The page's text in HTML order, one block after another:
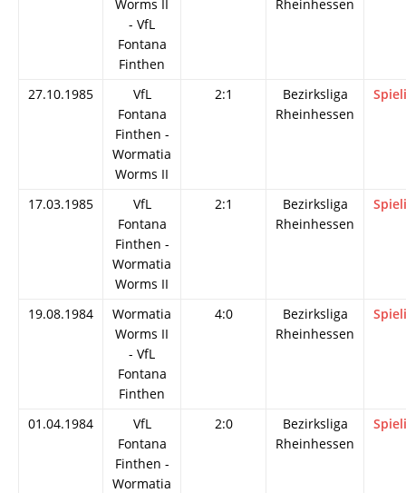
Worms II
- VfL
Fontana
Finthen
Rheinhessen
27.10.1985
VfL
Fontana
Finthen -
Wormatia
Worms II
2:1
Bezirksliga
Rheinhessen
17.03.1985
VfL
Fontana
Finthen -
Wormatia
Worms II
2:1
Bezirksliga
Rheinhessen
19.08.1984
Wormatia
Worms II
- VfL
Fontana
Finthen
4:0
Bezirksliga
Rheinhessen
01.04.1984
VfL
Fontana
Finthen -
Wormatia
2:0
Bezirksliga
Rheinhessen